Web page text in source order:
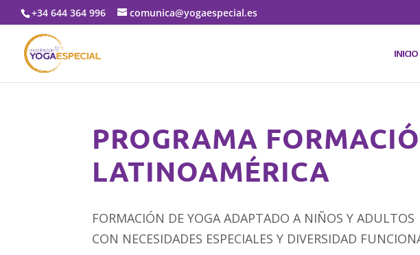
+34 644 364 996 comunica@yogaespecial.es
INICIO
PROGRAMA
LATINOAMÉRICA
FORMACIÓN DE YOGA ADAPTADO A NIÑOS Y ADULTOS
CON NECESIDADES ESPECIALES Y DIVERSIDAD